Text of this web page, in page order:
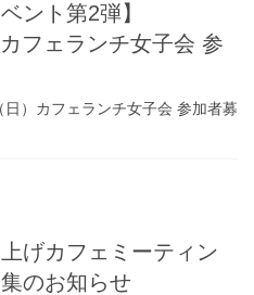
ント第2弾】
フェランチ女子会 参
日）カフェランチ女子会 参加者募
げカフェミーティン
のお知らせ